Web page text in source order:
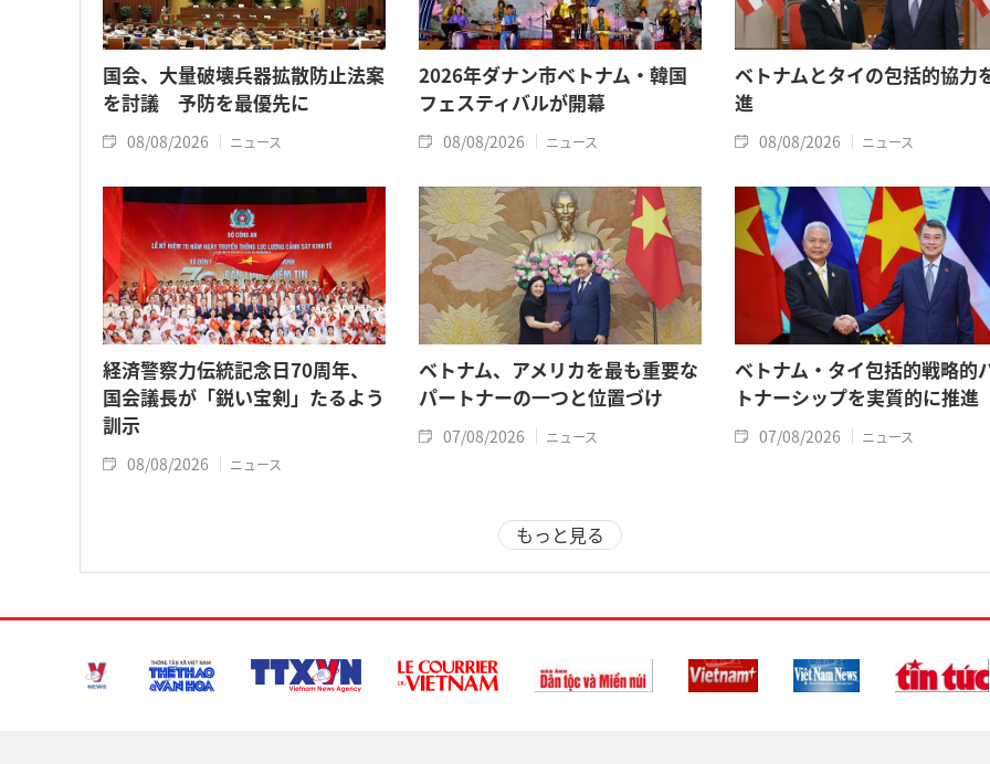
国会、大量破壊兵器拡散防止法案
を討議 予防を最優先に
08/08/2026 ニュース
2026年ダナン市ベトナム・韓国
フェスティバルが開幕
08/08/2026 ニュース
ベトナムとタイの包括的協力
進
08/08/2026 ニュース
経済警察力伝統記念日70周年、
国会議長が「鋭い宝剣」たるよう
訓示
08/08/2026 ニュース
ベトナム、アメリカを最も重要な
パートナーの一つと位置づけ
07/08/2026 ニュース
ベトナム・タイ包括的戦略的
トナーシップを実質的に推進
07/08/2026 ニュース
もっと見る